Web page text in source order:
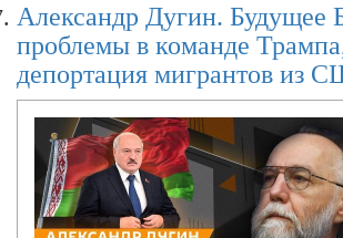
Александр Дугин. День Крещения
гонка в области ИИ, закон о НАБУ,
Александр Дугин. Посты
атомные подлодки США, встреча
Лукашенко на Валааме
ли российский лидер
переговорам с американским
Трампом? Ответы ищем в
"Эскалация Александра
радио Sputnik.
Александр Дугин. Будущее
проблемы в команде
депортация мигрантов из